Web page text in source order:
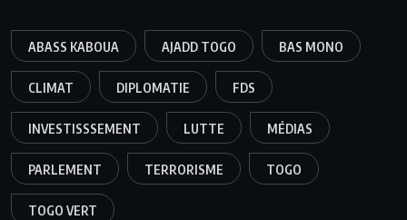
ABASS KABOUA AJADD TOGO BAS MONO
CLIMAT DIPLOMATIE FDS
INVESTISSSEMENT LUTTE MÉDIAS
PARLEMENT TERRORISME TOGO
TOGO VERT